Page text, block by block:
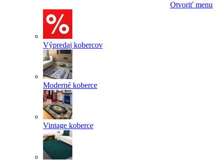
Otvoriť menu
Výpredaj kobercov
Moderné koberce
Vintage koberce